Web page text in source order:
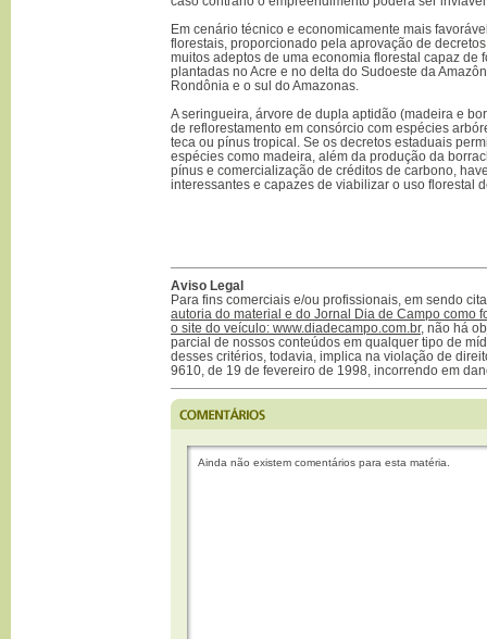
Em cenário técnico e economicamente mais
florestais, proporcionado pela aprovação de
muitos adeptos de uma economia florestal capaz de
plantadas no Acre e no delta do Sudoeste da
Rondônia e o sul do Amazonas.
A seringueira, árvore de dupla aptidão (madeira e
de reflorestamento em consórcio com espécies
teca ou pínus tropical. Se os decretos estaduais
espécies como madeira, além da produção da
pínus e comercialização de créditos de carbono,
interessantes e capazes de viabilizar o uso florestal
Aviso Legal
Para fins comerciais e/ou profissionais, em sendo
autoria do material e do Jornal Dia de Campo como
o site do veículo: www.diadecampo.com.br, não há
parcial de nossos conteúdos em qualquer tipo de
desses critérios, todavia, implica na violação de
9610, de 19 de fevereiro de 1998, incorrendo em
Ainda não existem comentários para esta matéria.